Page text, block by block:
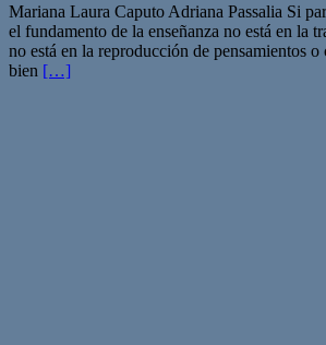
Mariana Laura Caputo Adriana Passalia Si
el fundamento de la enseñanza no está en la
no está en la reproducción de pensamientos
bien […]